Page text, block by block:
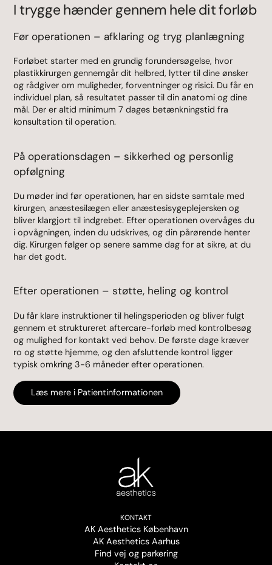
I trygge hænder gennem hele dit forløb
Før operationen – afklaring og tryg planlægning
Forløbet starter med en grundig forundersøgelse, hvor
plastikkirurgen gennemgår dit helbred, lytter til dine ønsker
og rådgiver om muligheder, forventninger og risici. Du får en
individuel plan, så resultatet passer til din anatomi og dine
mål. Der er altid minimum 7 dages betænkningstid fra
konsultation til operation.
På operationsdagen – sikkerhed og personlig
opfølgning
Du møder ind før operationen, har en sidste samtale med
kirurgen, anæstesilægen eller anæstesisygeplejersken og
bliver klargjort til indgrebet. Efter operationen overvåges du
i opvågningen, inden du udskrives, og din pårørende henter
dig. Kirurgen følger op senere samme dag for at sikre, at du
har det godt.
Efter operationen – støtte, heling og kontrol
Du får klare instruktioner til helingsperioden og bliver fulgt
gennem et struktureret aftercare-forløb med kontrolbesøg
og mulighed for kontakt ved behov. De første dage kræver
ro og støtte hjemme, og den afsluttende kontrol ligger
typisk omkring 3-6 måneder efter operationen.
Læs mere i Patientinformationen
KONTAKT
AK Aesthetics København
AK Aesthetics Aarhus
Find vej og parkering